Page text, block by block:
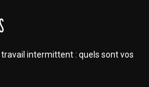
intermittent : quels sont vos